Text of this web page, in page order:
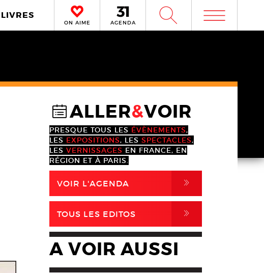
LIVRES
ON AIME AGENDA W m
@ALLER&VOIR
PRESQUE TOUS LES ÉVÈNEMENTS,
LES EXPOSITIONS, LES SPECTACLES,
LES VERNISSAGES EN FRANCE, EN
RÉGION ET À PARIS.
VOIR L'AGENDA ,
TOUS LES EDITOS ,
A VOIR AUSSI